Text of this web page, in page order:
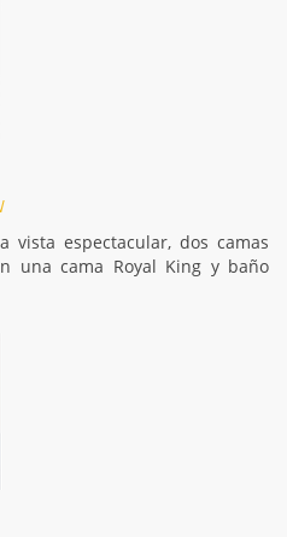
vista espectacular, dos camas
una cama Royal King y baño